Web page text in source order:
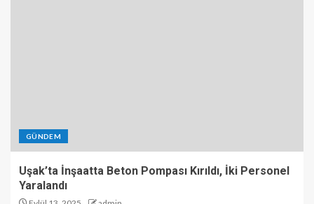
GÜNDEM
Uşak’ta İnşaatta Beton Pompası Kırıldı, İki Personel
Yaralandı